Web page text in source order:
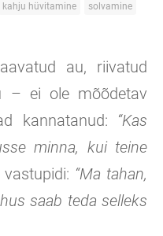
kahju hüvitamine
solvamine
au, riivatud
– ei ole mõõdetav
kannatanud: “Kas
minna, kui teine
“Ma tahan,
saab teda selleks